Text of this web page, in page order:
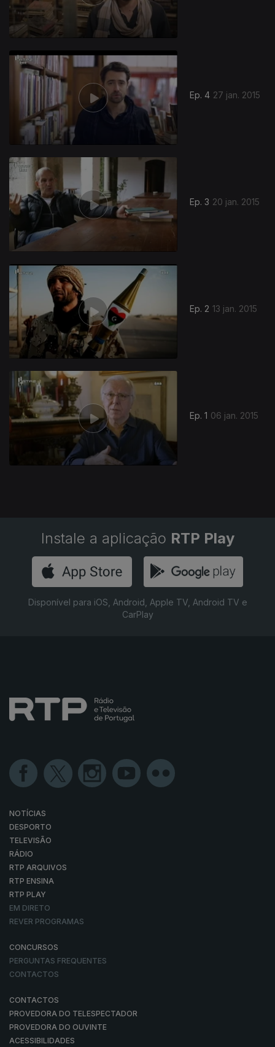
Ep. 4 27 jan. 2015
Ep. 3 20 jan. 2015
Ep. 2 13 jan. 2015
Ep. 1 06 jan. 2015
178091
Instale a aplicação RTP Play
Disponível para iOS, Android, Apple TV, Android TV e
CarPlay
NOTÍCIAS
DESPORTO
TELEVISÃO
RÁDIO
RTP ARQUIVOS
RTP ENSINA
RTP PLAY
EM DIRETO
REVER PROGRAMAS
CONCURSOS
PERGUNTAS FREQUENTES
CONTACTOS
CONTACTOS
PROVEDORA DO TELESPECTADOR
PROVEDORA DO OUVINTE
ACESSIBILIDADES